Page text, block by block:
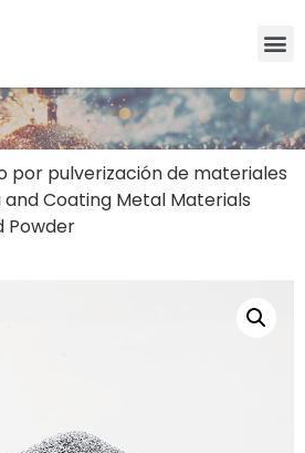
por pulverización de materiales
Coating Metal Materials
Powder